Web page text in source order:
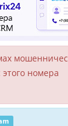
этого номера